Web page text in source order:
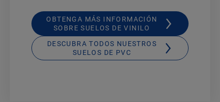
OBTENGA MÁS INFORMACIÓN
SOBRE SUELOS DE VINILO
DESCUBRA TODOS NUESTROS
SUELOS DE PVC